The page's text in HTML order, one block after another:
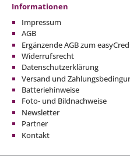
Informationen
Impressum
AGB
Ergänzende AGB zum
Widerrufsrecht
Datenschutzerklärung
Versand und
Batteriehinweise
Foto- und Bildnachweise
Newsletter
Partner
Kontakt